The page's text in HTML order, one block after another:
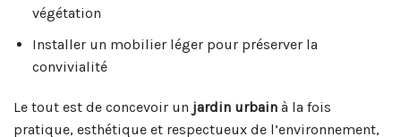
végétation
Installer un mobilier léger pour préserver la
convivialité
Le tout est de concevoir un jardin urbain à la fois
pratique, esthétique et respectueux de l’environnement,